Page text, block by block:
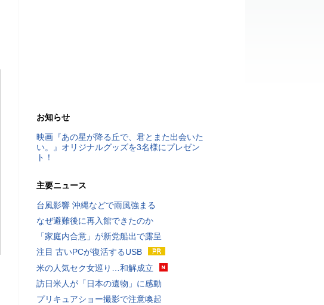
お知らせ
映画『あの星が降る丘で、君とまた出会いた
い。』オリジナルグッズを3名様にプレゼン
ト！
主要ニュース
台風影響 沖縄などで雨風強まる
なぜ避難後に再入館できたのか
「家庭内合意」が新党船出で露呈
注目 古いPCが復活するUSB
米の人気セク女巡り…和解成立
訪日米人が「日本の遺物」に感動
プリキュアショー撮影で注意喚起